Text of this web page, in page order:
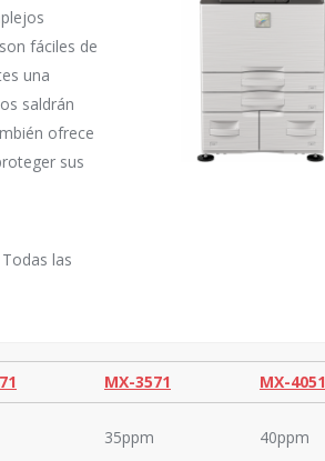
fáciles de
una
saldrán
ofrece
sus
las
MX-3571
MX-4051
35ppm 40ppm